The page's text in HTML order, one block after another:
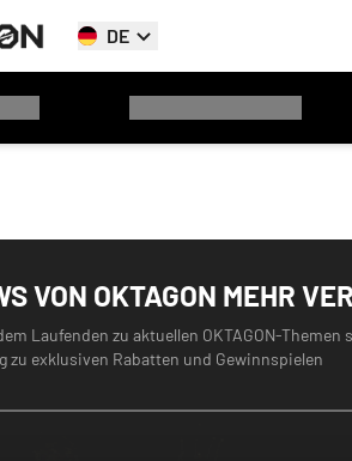
DE
VON OKTAGON MEHR
Laufenden zu aktuellen OKTAGON-Themen
zu exklusiven Rabatten und Gewinnspielen